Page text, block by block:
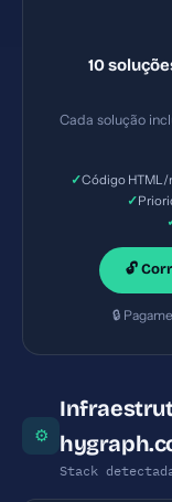
60) —
10
Cada solução
✓Código HTML/
✓
🔓
🔒
⚙
Stack